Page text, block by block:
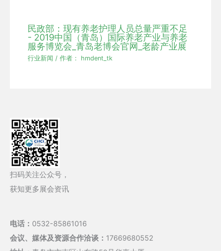
民政部：现有养老护理人员总量严重不足
- 2019中国（青岛）国际养老产业与养老
服务博览会_青岛老博会官网_老龄产业展
行业新闻 / 作者： hmdent_tk
扫码关注公众号，
获知更多展会资讯
电话： 0532-85861016
会议、媒体及资源合作洽谈： 17669680552